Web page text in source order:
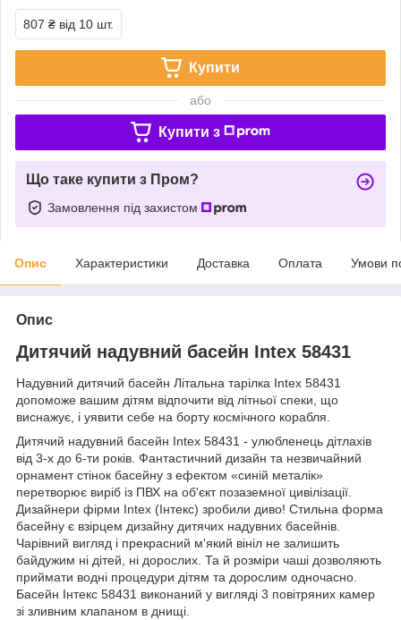
807 ₴ від 10 шт.
Купити
або
Купити з
Що таке купити з Пром?
Замовлення під захистом
Опис Характеристики Доставка Оплата Умови
Опис
Дитячий надувний басейн Intex 58431
Надувний дитячий басейн Літальна тарілка Intex 58431
допоможе вашим дітям відпочити від літньої спеки, що
виснажує, і уявити себе на борту космічного корабля.
Дитячий надувний басейн Intex 58431 - улюбленець дітлахів
від 3-х до 6-ти років. Фантастичний дизайн та незвичайний
орнамент стінок басейну з ефектом «синій металік»
перетворює виріб із ПВХ на об'єкт позаземної цивілізації.
Дизайнери фірми Intex (Інтекс) зробили диво! Стильна форма
басейну є взірцем дизайну дитячих надувних басейнів.
Чарівний вигляд і прекрасний м'який вініл не залишить
байдужим ні дітей, ні дорослих. Та й розміри чаші дозволяють
приймати водні процедури дітям та дорослим одночасно.
Басейн Інтекс 58431 виконаний у вигляді 3 повітряних камер
зі зливним клапаном в днищі.